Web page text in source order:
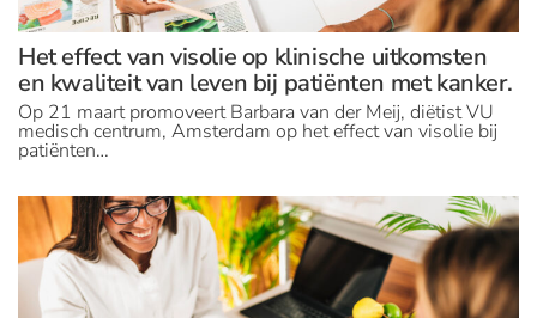
Het effect van visolie op klinische uitkomsten
en kwaliteit van leven bij patiënten met kanker.
Op 21 maart promoveert Barbara van der Meij, diëtist VU
medisch centrum, Amsterdam op het effect van visolie bij
patiënten…